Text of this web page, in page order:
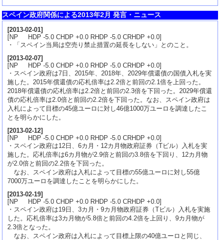
スペイン政府関係による2013年2月 発言・ニュース
[2013-02-01]
[NP HDP -5.0 CHDP +0.0 RHDP -5.0 CRHDP +0.0]
・「スペイン当局は空売り禁止措置の延長をしない」とのこと。
[2013-02-07]
[NP HDP -5.0 CHDP +0.0 RHDP -5.0 CRHDP +0.0]
・スペイン政府は7日、2015年、2018年、2029年償還債の国債入札を実
施した。2015年償還債の応札倍率は2.2倍と前回の2.1倍を上回った。
2018年償還債の応札倍率は2.2倍と前回の2.3倍を下回った。2029年償還
債の応札倍率は2.0倍と前回の2.2倍を下回った。なお、スペイン政府は
入札によって目標の45億ユーロに対し46億1000万ユーロを調達したこ
とを明らかにした。
[2013-02-12]
[NP HDP -5.0 CHDP +0.0 RHDP -5.0 CRHDP +0.0]
・スペイン政府は12日、6カ月・12カ月物政府証券（Tビル）入札を実
施した。応札倍率は6カ月物が2.9倍と前回の3.8倍を下回り、12カ月物
が2.0倍と前回の2.2倍を下回った。
なお、スペイン政府は入札によって目標の55億ユーロに対し55億
7000万ユーロを調達したことを明らかにした。
[2013-02-19]
[NP HDP -5.0 CHDP +0.0 RHDP -5.0 CRHDP +0.0]
・スペイン政府は19日、3カ月・9カ月物政府証券（Tビル）入札を実施
した。応札倍率は3カ月物が5.8倍と前回の4.2倍を上回り、9カ月物が
2.3倍となった。
なお、スペイン政府は入札によって目標上限の40億ユーロと同じ、